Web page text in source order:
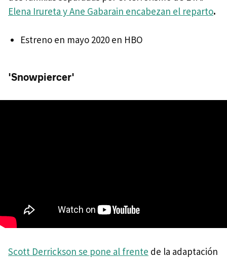
Elena Irureta y Ane Gabarain encabezan el reparto.
Estreno en mayo 2020 en HBO
'Snowpiercer'
Scott Derrickson se pone al frente de la adaptación